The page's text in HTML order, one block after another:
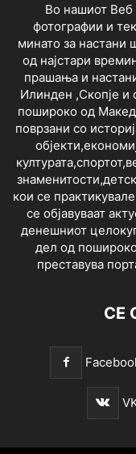
Во нашиот Веб
фотографии и
минато за настани
од најстари
прашања и
Илинден ,Скопје и
пошироко од
поврзани со
кои се
се објавуваат
денешниот
дел од
преставува
СЕ